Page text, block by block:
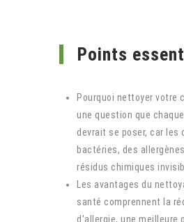
Points
Pourquoi nettoyer votre
une question que
devrait se poser, car les
bactéries, des
résidus chimiques
Les avantages du
santé comprennent la
d’allergie, une meilleure